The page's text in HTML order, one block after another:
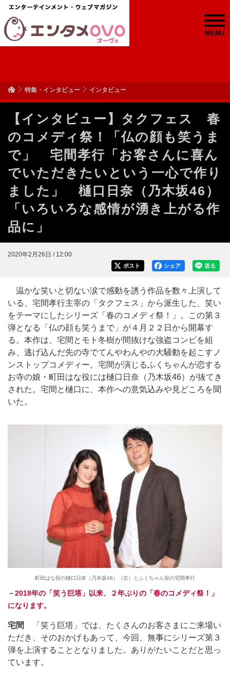
MENU
特集・インタビュー インタビュー
【インタビュー】タクフェス 春
のコメディ祭！「仏の顔も笑うま
で」 宅間孝行「お客さんに喜ん
でいただきたいという一心で作り
ました」 樋口日奈（乃木坂46）
「いろいろな感情が湧き上がる作
品に」
2020年2月26日 / 12:00
送る
シェア
ポスト
温かな笑いと切ない涙で感動を誘う作品を数々上演して
いる、宅間孝行主宰の「タクフェス」から派生した、笑い
をテーマにしたシリーズ「春のコメディ祭！」。この第３
弾となる「仏の顔も笑うまで」が４月２２日から開幕す
る。本作は、宅間とモト冬樹が間抜けな強盗コンビを組
み、逃げ込んだ先の寺でてんやわんやの大騒動を起こすノ
ンストップコメディー。宅間が演じるふくちゃんが恋する
お寺の娘・町田はな役には樋口日奈（乃木坂46）が抜てき
された。宅間と樋口に、本作への意気込みや見どころを聞
いた。
町田はな役の樋口日奈（乃木坂46）（左）とふくちゃん役の宅間孝行
－2018年の「笑う巨塔」以来、２年ぶりの「春のコメディ祭！」
になります。
宅間
「笑う巨塔」では、たくさんのお客さまにご来場い
ただき、そのおかげもあって、今回、無事にシリーズ第３
弾を上演することとなりました。ありがたいことだと思っ
ています。